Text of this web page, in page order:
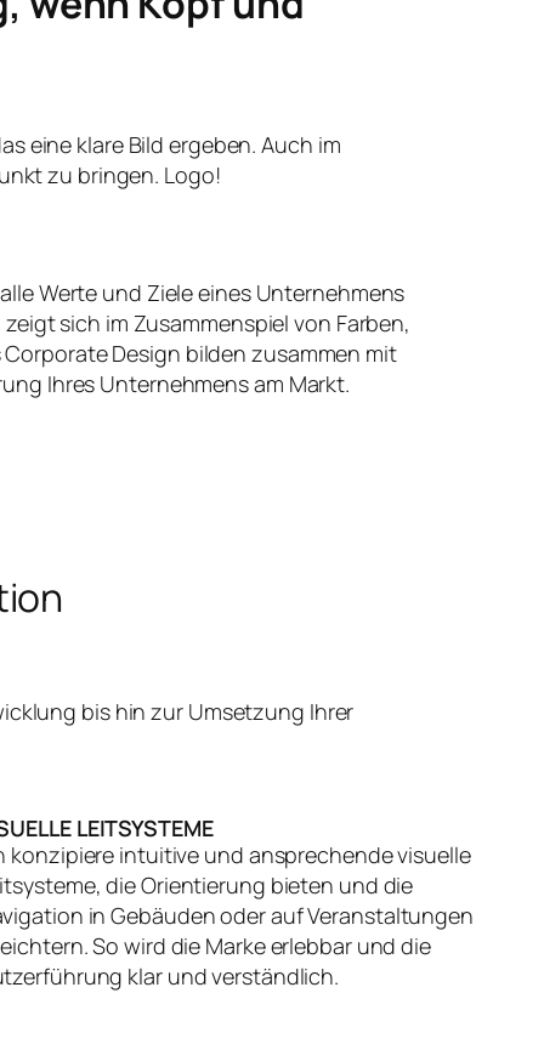
eine klare Bild ergeben. Auch im
zu bringen. Logo!
Werte und Ziele eines Unternehmens
sich im Zusammenspiel von Farben,
Design bilden zusammen mit
Ihres Unternehmens am Markt.
bis hin zur Umsetzung Ihrer
LEITSYSTEME
konzipiere intuitive und ansprechende visuelle
die Orientierung bieten und die
in Gebäuden oder auf Veranstaltungen
So wird die Marke erlebbar und die
klar und verständlich.